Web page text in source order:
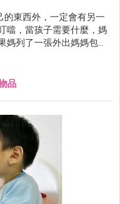
東西外，一定會有另一
噹，當孩子需要什麼，媽
列了一張外出媽媽包清
咪們可以來參考看看，再
品